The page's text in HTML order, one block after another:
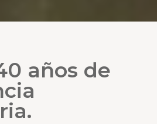
años de